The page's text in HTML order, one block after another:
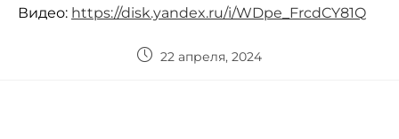
Видео: https://disk.yandex.ru/i/WDpe_FrcdCY81Q
22 апреля, 2024